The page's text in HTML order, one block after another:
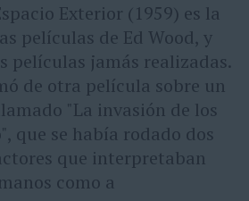
Exterior (1959) es la
películas de Ed Wood, y
películas jamás realizadas.
de otra película sobre un
"La invasión de los
que se había rodado dos
que interpretaban
como a